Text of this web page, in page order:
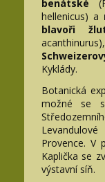
benátské
hellenicus) a
blavoři
Kyklády.
Botanická
možné se
Provence. V
Kaplička se
výstavní síň.